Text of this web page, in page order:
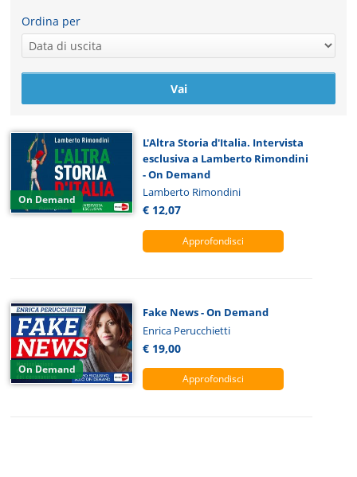
Ordina per
On Demand
L'Altra Storia d'Italia. Intervista
esclusiva a Lamberto Rimondini
- On Demand
Lamberto Rimondini
€ 12,07
Approfondisci
On Demand
Fake News - On Demand
Enrica Perucchietti
€ 19,00
Approfondisci